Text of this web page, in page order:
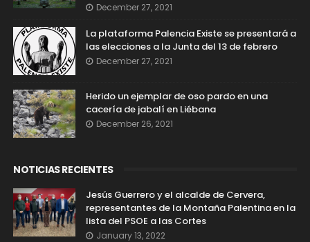
December 27, 2021
La plataforma Palencia Existe se presentará a
las elecciones a la Junta del 13 de febrero
December 27, 2021
Herido un ejemplar de oso pardo en una
cacería de jabalí en Liébana
December 26, 2021
NOTICIAS RECIENTES
Jesús Guerrero y el alcalde de Cervera,
representantes de la Montaña Palentina en la
lista del PSOE a las Cortes
January 13, 2022